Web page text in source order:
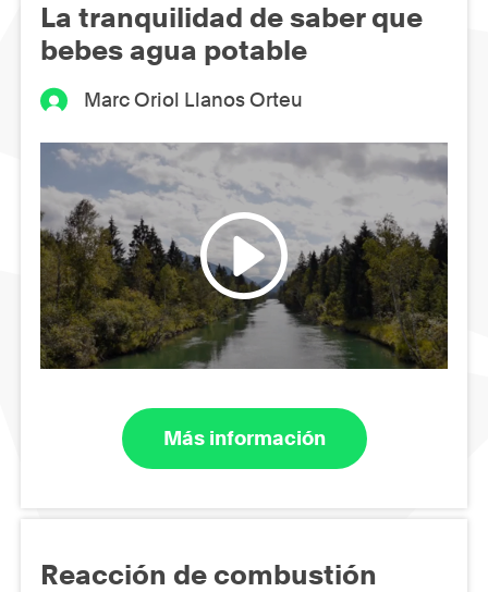
La tranquilidad de saber que
bebes agua potable
Marc Oriol Llanos Orteu
Más información
Reacción de combustión